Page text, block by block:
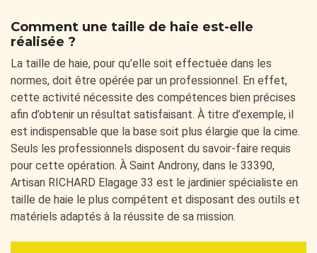
Comment une taille de haie est-elle
réalisée ?
La taille de haie, pour qu’elle soit effectuée dans les
normes, doit être opérée par un professionnel. En effet,
cette activité nécessite des compétences bien précises
afin d’obtenir un résultat satisfaisant. À titre d’exemple, il
est indispensable que la base soit plus élargie que la cime.
Seuls les professionnels disposent du savoir-faire requis
pour cette opération. À Saint Androny, dans le 33390,
Artisan RICHARD Elagage 33 est le jardinier spécialiste en
taille de haie le plus compétent et disposant des outils et
matériels adaptés à la réussite de sa mission.